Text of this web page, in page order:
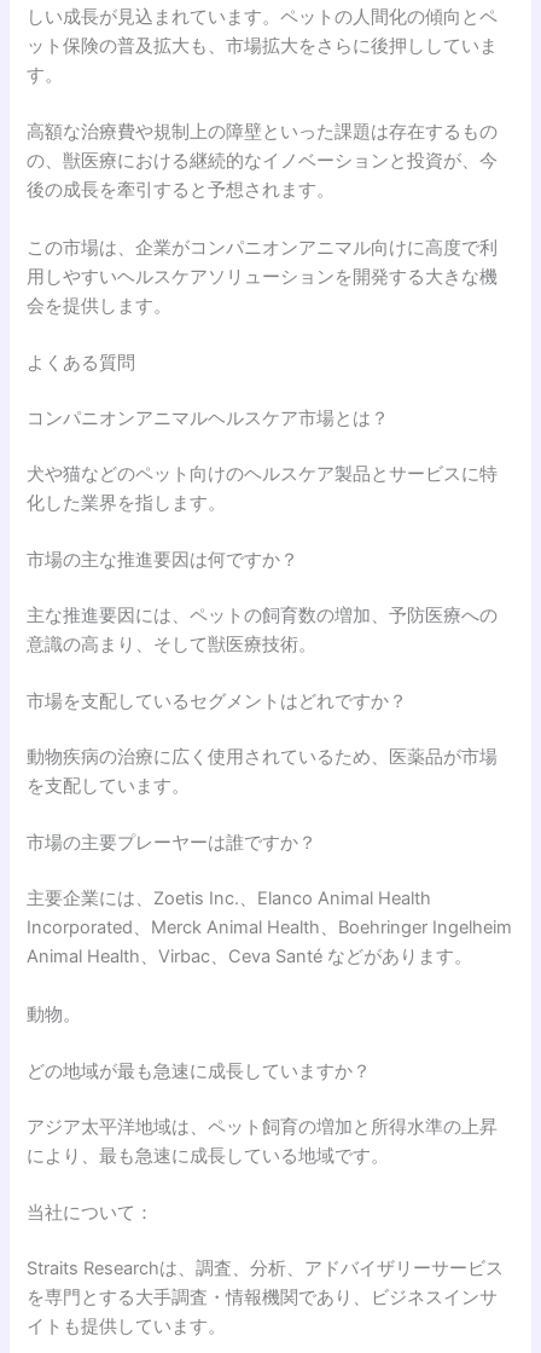
しい成長が見込まれています。ペットの人間化の傾向とペ
ット保険の普及拡大も、市場拡大をさらに後押ししていま
す。
高額な治療費や規制上の障壁といった課題は存在するもの
の、獣医療における継続的なイノベーションと投資が、今
後の成長を牽引すると予想されます。
この市場は、企業がコンパニオンアニマル向けに高度で利
用しやすいヘルスケアソリューションを開発する大きな機
会を提供します。
よくある質問
コンパニオンアニマルヘルスケア市場とは？
犬や猫などのペット向けのヘルスケア製品とサービスに特
化した業界を指します。
市場の主な推進要因は何ですか？
主な推進要因には、ペットの飼育数の増加、予防医療への
意識の高まり、そして獣医療技術。
市場を支配しているセグメントはどれですか？
動物疾病の治療に広く使用されているため、医薬品が市場
を支配しています。
市場の主要プレーヤーは誰ですか？
主要企業には、Zoetis Inc.、Elanco Animal Health
Incorporated、Merck Animal Health、Boehringer Ingelheim
Animal Health、Virbac、Ceva Santé などがあります。
動物。
どの地域が最も急速に成長していますか？
アジア太平洋地域は、ペット飼育の増加と所得水準の上昇
により、最も急速に成長している地域です。
当社について：
Straits Researchは、調査、分析、アドバイザリーサービス
を専門とする大手調査・情報機関であり、ビジネスインサ
イトも提供しています。